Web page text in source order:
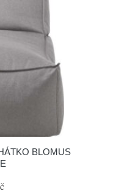
BLOMUS